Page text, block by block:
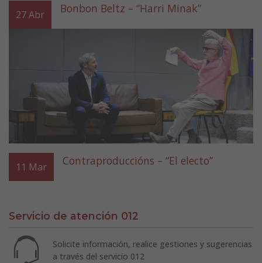
27Abr Bonbon Beltz – “Harri Minak”
11 Mar Contraproduccións – “El electo”
Servicio de atención 012
Solicite información, realice gestiones y sugerencias
a través del servicio 012